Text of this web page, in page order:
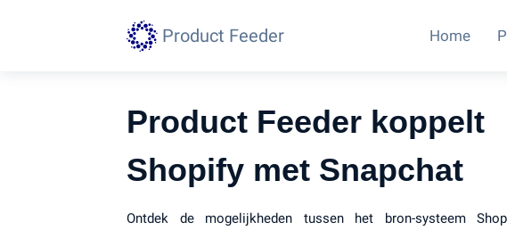
Product Feeder Home
Product Feeder koppelt
Shopify met Snapchat
Ontdek de mogelijkheden tussen het bron-systeem